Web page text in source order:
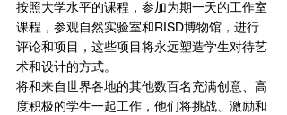
按照大学水平的课程，参加为期一天的工作室
课程，参观自然实验室和RISD博物馆，进行
评论和项目，这些项目将永远塑造学生对待艺
术和设计的方式。
将和来自世界各地的其他数百名充满创意、高
度积极的学生一起工作，他们将挑战、激励和